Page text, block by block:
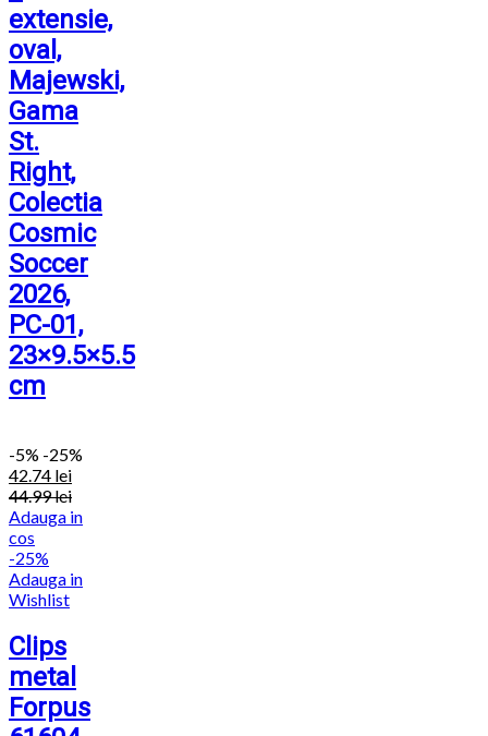
extensie,
oval,
Majewski,
Gama
St.
Right,
Colectia
Cosmic
Soccer
2026,
PC-01,
23×9.5×5.5
cm
-5% -25%
42.74 lei
44.99lei
Adauga in
cos
-25%
Adauga in
Wishlist
Clips
metal
Forpus